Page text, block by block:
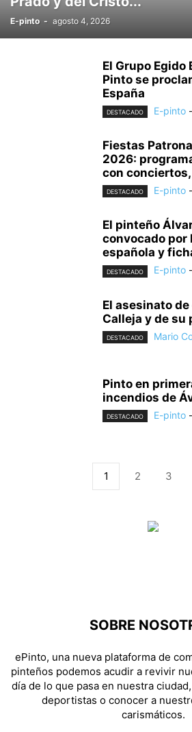
E-pinto - agosto 4, 2026
El Grupo Egido
Pinto se
España
DESTACADO E-pinto -
Fiestas
2026:
con
DESTACADO E-pinto -
El pinteño
convocado por
española y
DESTACADO E-pinto -
El asesinato
Calleja y de su
DESTACADO Mario
Pinto en
incendios de
DESTACADO E-pinto -
1 2 3
SOBRE
ePinto, una nueva plataforma de
pinteños podemos acudir a revivir
día de lo que pasa en nuestra
deportistas o conocer a
carismáticos.